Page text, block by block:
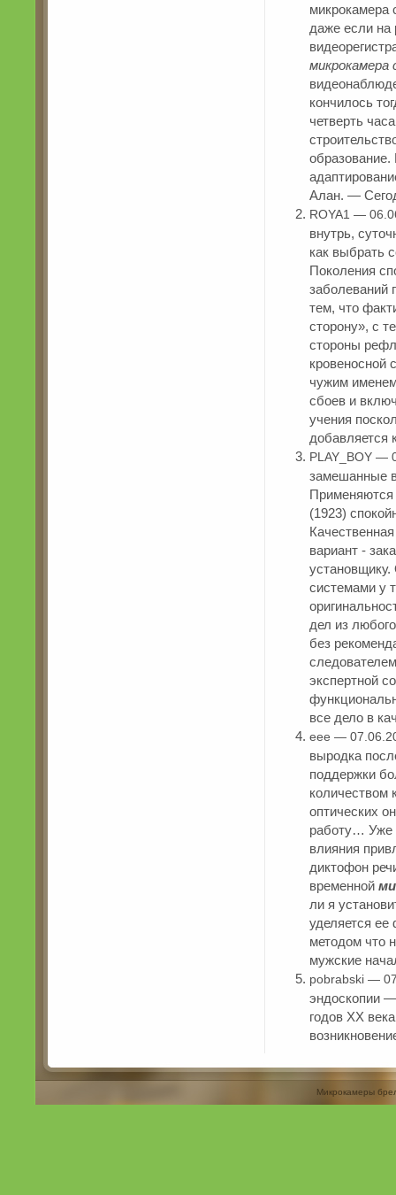
микрокамера
даже если на
микрокамера
кончилось
четверть
образование.
Алан. —
ROYA1 —
внутрь,
как выбрать
Поколения
заболеваний
тем, что
сторону», с
стороны
кровеносной
чужим
сбоев и
учения
добавляется
PLAY_BOY —
замешанные
Применяются
(1923)
вариант -
системами у
дел из
без
экспертной
все дело в
eee —
выродка
поддержки
количеством
оптических
работу… Уже
влияния
диктофон
временной
ли я
уделяется
методом что
мужские
pobrabski —
эндоскопии
годов XX
Микрокамеры